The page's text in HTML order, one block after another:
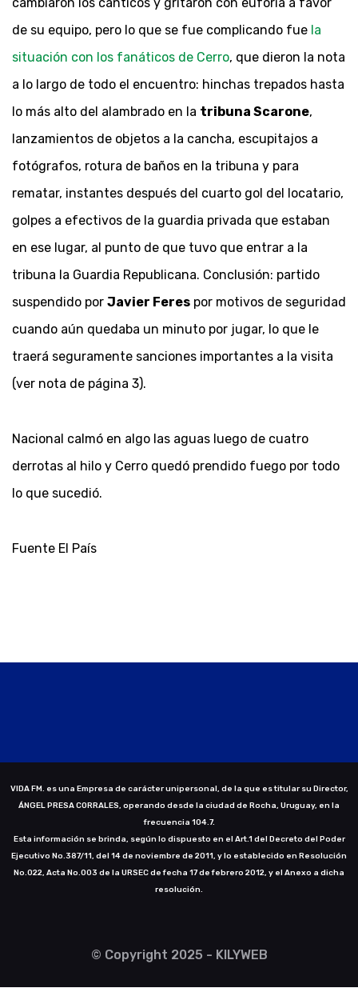
de su equipo, pero lo que se fue complicando fue la
situación con los fanáticos de Cerro, que dieron la nota
a lo largo de todo el encuentro: hinchas trepados hasta
lo más alto del alambrado en la tribuna Scarone,
lanzamientos de objetos a la cancha, escupitajos a
fotógrafos, rotura de baños en la tribuna y para
rematar, instantes después del cuarto gol del locatario,
golpes a efectivos de la guardia privada que estaban
en ese lugar, al punto de que tuvo que entrar a la
tribuna la Guardia Republicana. Conclusión: partido
suspendido por Javier Feres por motivos de seguridad
cuando aún quedaba un minuto por jugar, lo que le
traerá seguramente sanciones importantes a la visita
(ver nota de página 3).
Nacional calmó en algo las aguas luego de cuatro
derrotas al hilo y Cerro quedó prendido fuego por todo
lo que sucedió.
Fuente El País
VIDA FM. es una Empresa de carácter unipersonal, de la que es titular su Director,
ÁNGEL PRESA CORRALES, operando desde la ciudad de Rocha, Uruguay, en la
frecuencia 104.7.
Esta información se brinda, según lo dispuesto en el Art.1 del Decreto del Poder
Ejecutivo No.387/11, del 14 de noviembre de 2011, y lo establecido en Resolución
No.022, Acta No.003 de la URSEC de fecha 17 de febrero 2012, y el Anexo a dicha
resolución.
© Copyright 2025 - KILYWEB